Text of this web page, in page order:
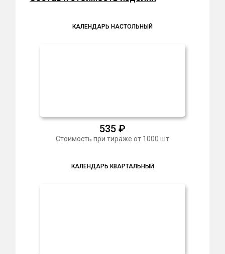
КАЛЕНДАРЬ НАСТОЛЬНЫЙ
535 ₽
Стоимость при тираже от 1000 шт
КАЛЕНДАРЬ КВАРТАЛЬНЫЙ